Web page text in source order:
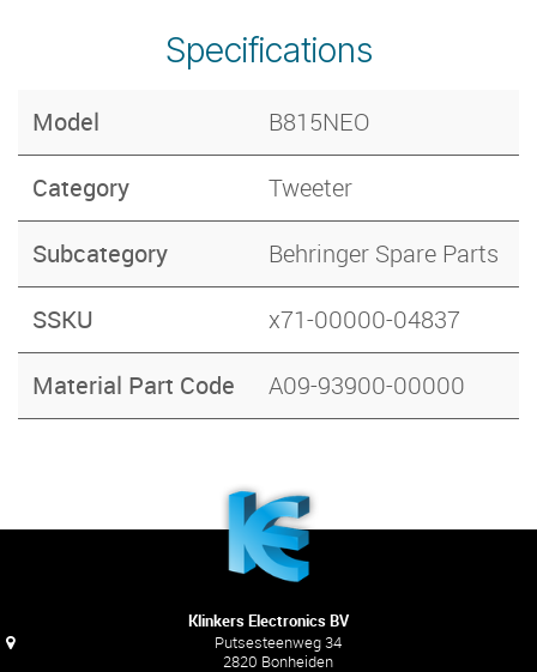
Specifications
Model B815NEO
Category Tweeter
Subcategory Behringer Spare Parts
SSKU x71-00000-04837
Material Part Code A09-93900-00000
Klinkers Electronics BV
Putsesteenweg 34
2820 Bonheiden